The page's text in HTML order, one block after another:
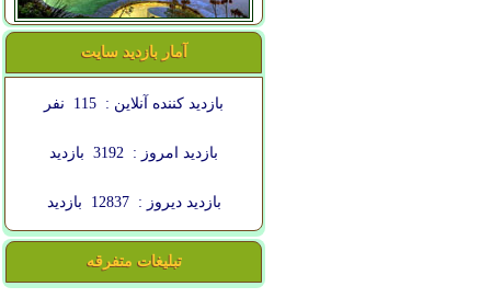
آمار بازدید سایت
بازدید کننده آنلاین : 115 نفر
بازدید امروز : 3192 بازدید
بازدید دیروز : 12837 بازدید
تبلیغات متفرقه